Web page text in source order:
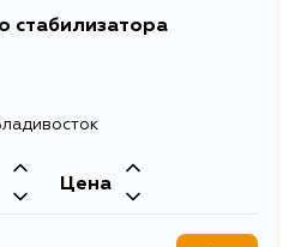
стабилизатора
Цена